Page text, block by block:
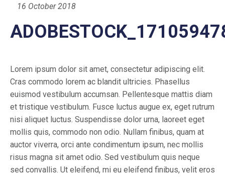
16 October 2018
Lorem ipsum dolor sit amet, consectetur adipiscing elit.
Cras commodo lorem ac blandit ultricies. Phasellus
euismod vestibulum accumsan. Pellentesque mattis diam
et tristique vestibulum. Fusce luctus augue ex, eget rutrum
nisi aliquet luctus. Suspendisse dolor urna, laoreet eget
mollis quis, commodo non odio. Nullam finibus, quam at
auctor viverra, orci ante condimentum ipsum, nec mollis
risus magna sit amet odio. Sed vestibulum quis neque
sed convallis. Ut eleifend, mi eu eleifend finibus, velit eros